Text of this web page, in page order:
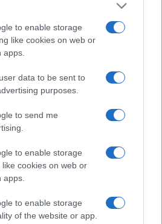
to enable storage
like cookies on web or
data to be sent to
purposes.
to send me
to enable storage
cookies on web or
to enable storage
of the website or app.
di vita